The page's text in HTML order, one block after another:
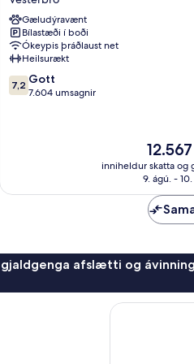
Vesterbro
Gæludýravænt
Bílastæði í boði
Ókeypis þráðlaust net
Heilsurækt
7.2
af
7,2 Gott
7.604 umsagnir
Verðið
er
12.567 kr.
inniheldur skatta og
9. ágú. -
gjaldgenga afslætti og